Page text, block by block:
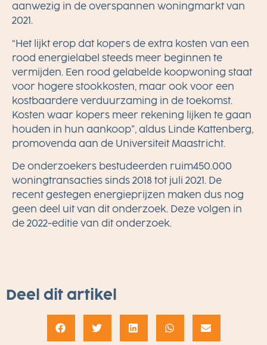
aanwezig in de overspannen woningmarkt van
2021.
“Het lijkt erop dat kopers de extra kosten van een
rood energielabel steeds meer beginnen te
vermijden. Een rood gelabelde koopwoning staat
voor hogere stookkosten, maar ook voor een
kostbaardere verduurzaming in de toekomst.
Kosten waar kopers meer rekening lijken te gaan
houden in hun aankoop”, aldus Linde Kattenberg,
promovenda aan de Universiteit Maastricht.
De onderzoekers bestudeerden ruim450.000
woningtransacties sinds 2018 tot juli 2021. De
recent gestegen energieprijzen maken dus nog
geen deel uit van dit onderzoek. Deze volgen in
de 2022-editie van dit onderzoek.
Deel dit artikel